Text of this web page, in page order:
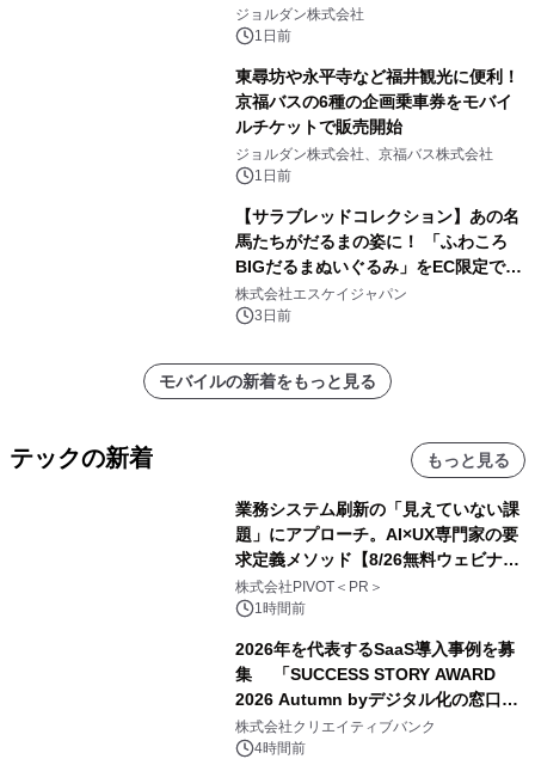
ジョルダン株式会社
1日前
東尋坊や永平寺など福井観光に便利！
京福バスの6種の企画乗車券をモバイ
ルチケットで販売開始
ジョルダン株式会社、京福バス株式会社
1日前
【サラブレッドコレクション】あの名
馬たちがだるまの姿に！ 「ふわころ
BIGだるまぬいぐるみ」をEC限定で受
注販売開始
株式会社エスケイジャパン
3日前
モバイルの新着をもっと見る
テックの新着 もっと見る
業務システム刷新の「見えていない課
題」にアプローチ。AI×UX専門家の要
求定義メソッド【8/26無料ウェビナ
ー】株式会社PIVOT
株式会社PIVOT＜PR＞
1時間前
2026年を代表するSaaS導入事例を募
集 「SUCCESS STORY AWARD
2026 Autumn byデジタル化の窓口」
開催
株式会社クリエイティブバンク
4時間前